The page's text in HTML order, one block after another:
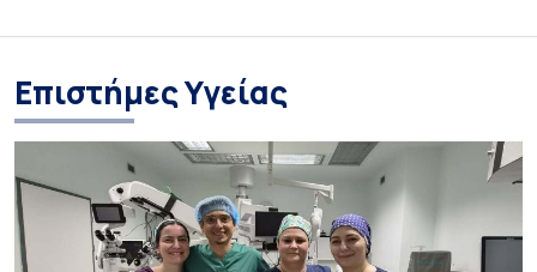
Επιστήμες Υγείας